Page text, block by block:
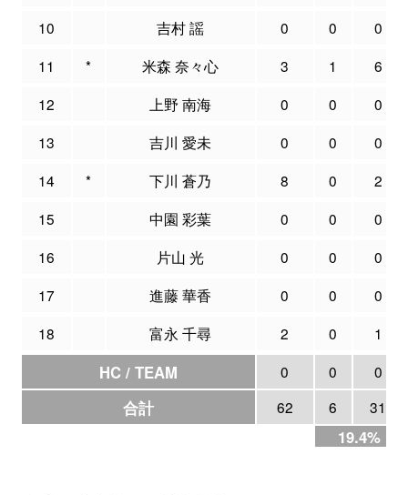
10
吉村 謡 0 0
0
11
* 米森 奈々心 3 1
6
12
上野 南海 0 0
0
13
吉川 愛未 0 0
0
14
* 下川 蒼乃 8 0
2
15
中園 彩葉 0 0
0
16
片山 光 0 0
0
17
進藤 華香 0 0
0
18
富永 千尋 2 0 1
HC / TEAM 0 0 0
合計 62 6 31
19.4%